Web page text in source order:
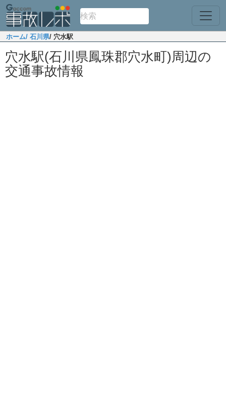
ホーム/ 石川県/ 穴水駅
穴水駅(石川県鳳珠郡穴水町)周辺の
交通事故情報